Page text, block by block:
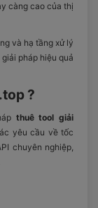
càng cao của thị
và hạ tầng xử lý
pháp hiệu quả
?
thuê tool giải
yêu cầu về tốc
chuyên nghiệp,